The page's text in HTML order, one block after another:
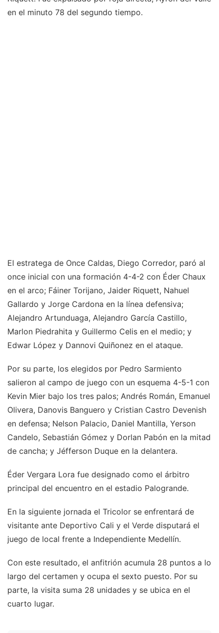
en el minuto 78 del segundo tiempo.
El estratega de Once Caldas, Diego Corredor, paró al
once inicial con una formación 4-4-2 con Éder Chaux
en el arco; Fáiner Torijano, Jaider Riquett, Nahuel
Gallardo y Jorge Cardona en la línea defensiva;
Alejandro Artunduaga, Alejandro García Castillo,
Marlon Piedrahita y Guillermo Celis en el medio; y
Edwar López y Dannovi Quiñonez en el ataque.
Por su parte, los elegidos por Pedro Sarmiento
salieron al campo de juego con un esquema 4-5-1 con
Kevin Mier bajo los tres palos; Andrés Román, Emanuel
Olivera, Danovis Banguero y Cristian Castro Devenish
en defensa; Nelson Palacio, Daniel Mantilla, Yerson
Candelo, Sebastián Gómez y Dorlan Pabón en la mitad
de cancha; y Jéfferson Duque en la delantera.
Éder Vergara Lora fue designado como el árbitro
principal del encuentro en el estadio Palogrande.
En la siguiente jornada el Tricolor se enfrentará de
visitante ante Deportivo Cali y el Verde disputará el
juego de local frente a Independiente Medellín.
Con este resultado, el anfitrión acumula 28 puntos a lo
largo del certamen y ocupa el sexto puesto. Por su
parte, la visita suma 28 unidades y se ubica en el
cuarto lugar.